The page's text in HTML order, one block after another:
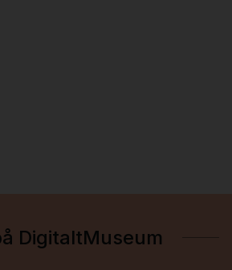
DigitaltMuseum